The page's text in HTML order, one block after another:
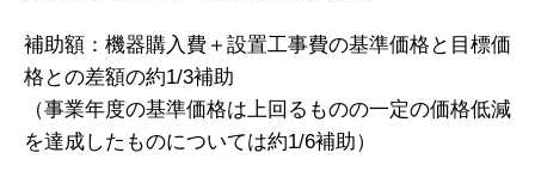
補助額：機器購入費＋設置工事費の基準価格と目標価
格との差額の約1/3補助
（事業年度の基準価格は上回るものの一定の価格低減
を達成したものについては約1/6補助）